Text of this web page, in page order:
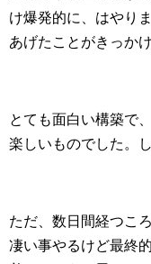
け爆発的に、はやり
あげたことがきっか
とても面白い構築で
楽しいものでした。
ただ、数日間経つこ
凄い事やるけど最終